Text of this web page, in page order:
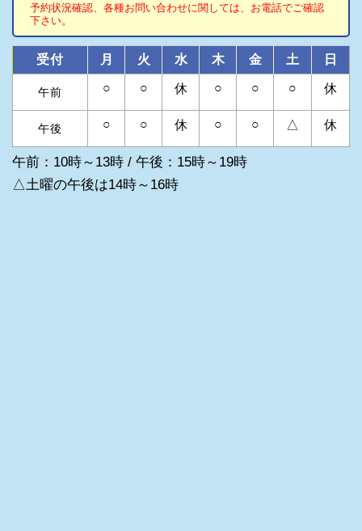
予約状況確認、各種お問い合わせに関しては、お電話でご確認
下さい。
受付 月 火 水 木 金 土 日
午前 ○ ○ 休 ○ ○ ○ 休
午後 ○ ○ 休 ○ ○ △ 休
午前：10時～13時 / 午後：15時～19時
△土曜の午後は14時～16時